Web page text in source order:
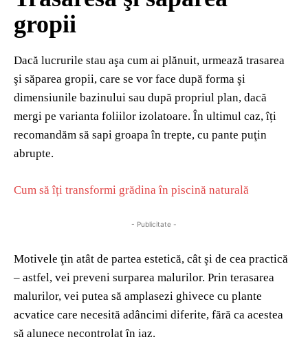
gropii
Dacă lucrurile stau aşa cum ai plănuit, urmează trasarea
şi săparea gropii, care se vor face după forma şi
dimensiunile bazinului sau după propriul plan, dacă
mergi pe varianta foliilor izolatoare. În ultimul caz, îți
recomandăm să sapi groapa în trepte, cu pante puţin
abrupte.
Cum să îți transformi grădina în piscină naturală
- Publicitate -
Motivele ţin atât de partea estetică, cât şi de cea practică
– astfel, vei preveni surparea malurilor. Prin terasarea
malurilor, vei putea să amplasezi ghivece cu plante
acvatice care necesită adâncimi diferite, fără ca acestea
să alunece necontrolat în iaz.